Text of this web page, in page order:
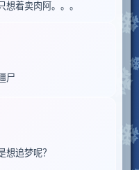
想着卖肉阿。。。
尸
想追梦呢？